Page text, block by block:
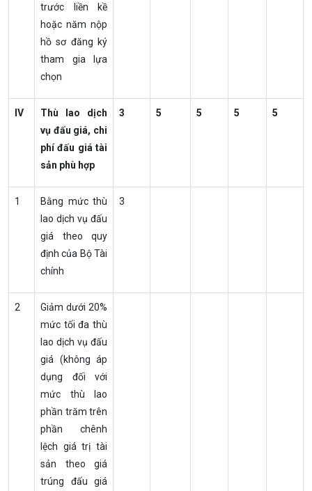
trước liền kề
hoặc năm nộp
hồ sơ đăng ký
tham gia lựa
chọn
IV
Thù lao dịch
vụ đấu giá, chi
phí đấu giá tài
sản phù hợp
3 5 5 5 5
1
Bằng mức thù
lao dịch vụ đấu
giá theo quy
định của Bộ Tài
chính
3
2
Giảm dưới 20%
mức tối đa thù
lao dịch vụ đấu
giá (không áp
dụng đối với
mức thù lao
phần trăm trên
phần chênh
lệch giá trị tài
sản theo giá
trúng đấu giá